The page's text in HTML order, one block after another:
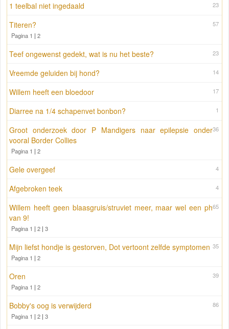
23
1 teelbal niet ingedaald
57
Titeren?
Pagina 1 | 2
23
Teef ongewenst gedekt, wat is nu het beste?
14
Vreemde geluiden bij hond?
17
Willem heeft een bloedoor
1
Diarree na 1/4 schapenvet bonbon?
36
Groot onderzoek door P Mandigers naar epilepsie onder
vooral Border Collies
Pagina 1 | 2
4
Gele overgeef
4
Afgebroken teek
65
Willem heeft geen blaasgruis/struviet meer, maar wel een ph
van 9!
Pagina 1 | 2 | 3
35
Mijn liefst hondje is gestorven, Dot vertoont zelfde symptomen
Pagina 1 | 2
39
Oren
Pagina 1 | 2
86
Bobby's oog is verwijderd
Pagina 1 | 2 | 3